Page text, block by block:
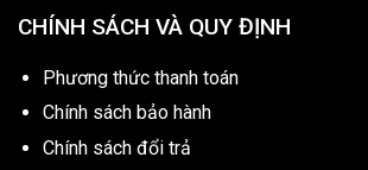
CHÍNH SÁCH VÀ QUY ĐỊNH
Phương thức thanh toán
Chính sách bảo hành
Chính sách đổi trả